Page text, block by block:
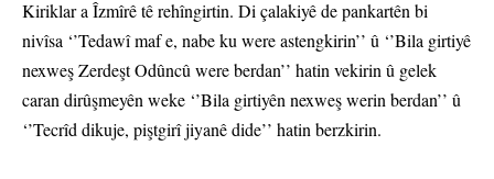
Kiriklar a Îzmîrê tê rehîngirtin. Di çalakiyê de pankartên bi
nivîsa ‘’Tedawî maf e, nabe ku were astengkirin’’ û ‘’Bila girtiyê
nexweş Zerdeşt Odûncû were berdan’’ hatin vekirin û gelek
caran dirûşmeyên weke ‘’Bila girtiyên nexweş werin berdan’’ û
‘’Tecrîd dikuje, piştgirî jiyanê dide’’ hatin berzkirin.